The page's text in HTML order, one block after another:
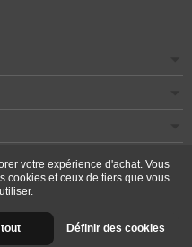
Prestacrea
- Ecommerce
votre expérience d'achat. Vous
cookies et ceux de tiers que vous
Définir des cookies